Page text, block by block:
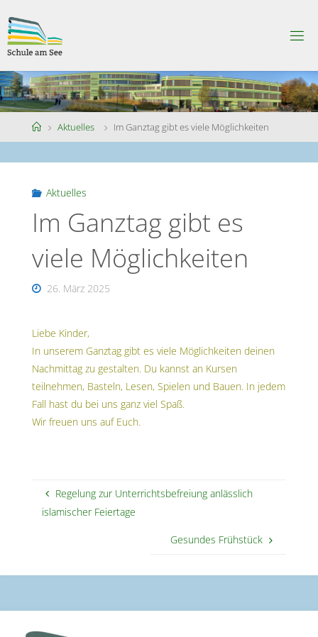
to
content
CHU
LEA
MS
EE
HomeAktuelles Im Ganztag gibt es viele Möglichkeiten
Aktuelles
Im Ganztag gibt es
viele Möglichkeiten
26. März 2025
Liebe Kinder,
In unserem Ganztag gibt es viele Möglichkeiten deinen
Nachmittag zu gestalten. Du kannst an Kursen
teilnehmen, Basteln, Lesen, Spielen und Bauen. In jedem
Fall hast du bei uns ganz viel Spaß.
Wir freuen uns auf Euch.
Regelung zur Unterrichtsbefreiung anlässlich
islamischer Feiertage
Gesundes Frühstück